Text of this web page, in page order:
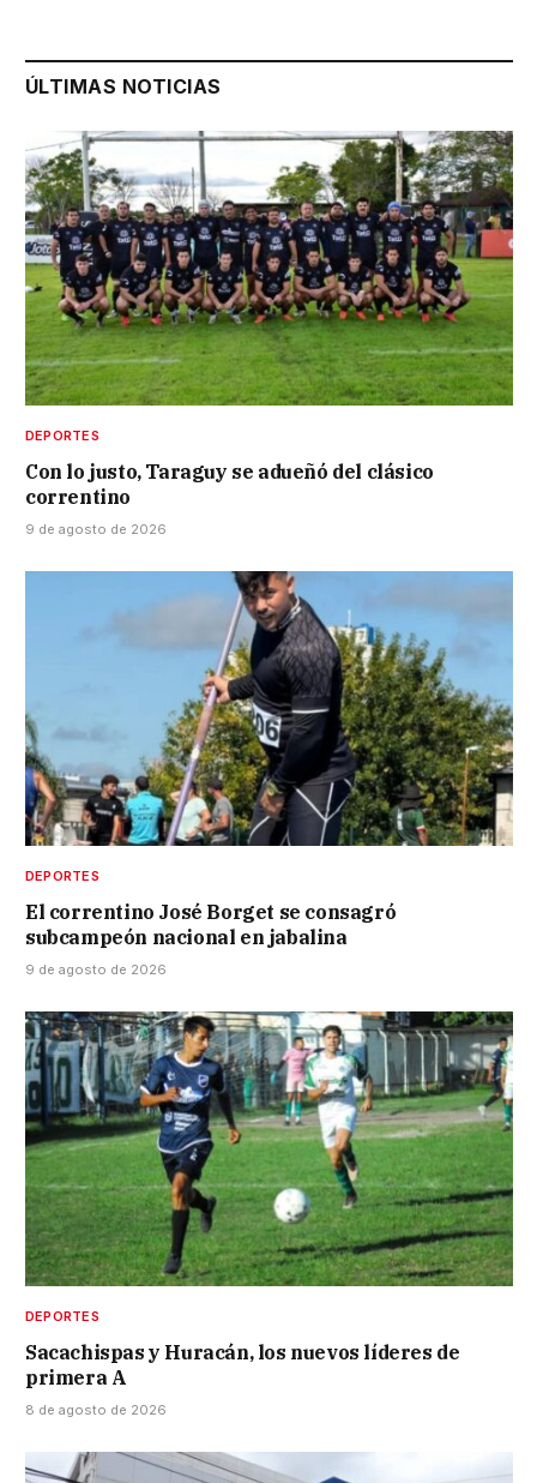
ÚLTIMAS NOTICIAS
DEPORTES
Con lo justo, Taraguy se adueñó del clásico
correntino
9 de agosto de 2026
DEPORTES
El correntino José Borget se consagró
subcampeón nacional en jabalina
9 de agosto de 2026
DEPORTES
Sacachispas y Huracán, los nuevos líderes de
primera A
8 de agosto de 2026